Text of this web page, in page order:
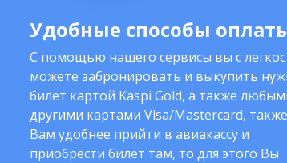
Удобные способы
С помощью нашего сервисы вы с
можете забронировать и выкупить
билет картой Kaspi Gold, а также
другими картами Visa/Mastercard,
Вам удобнее прийти в авиакассу и
приобрести билет там, то для этого Вы